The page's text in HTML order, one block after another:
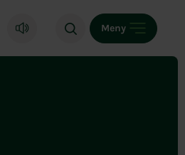
Meny